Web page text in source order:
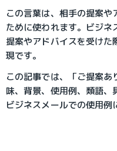
この言葉は、相手の提案
ために使われます。ビジネ
提案やアドバイスを受け
現です。
この記事では、「ご提案
味、背景、使用例、類語
ビジネスメールでの使用例